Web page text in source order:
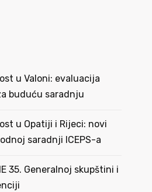
u Valoni: evaluacija
buduću saradnju
u Opatiji i Rijeci: novi
saradnji ICEPS-a
35. Generalnoj skupštini i